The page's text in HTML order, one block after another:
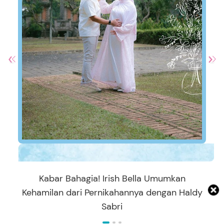
Kabar Bahagia! Irish Bella Umumkan
Kehamilan dari Pernikahannya dengan Haldy
Sabri